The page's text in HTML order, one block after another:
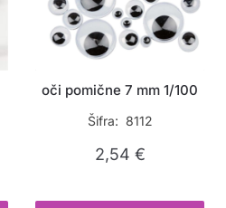
oči pomične 7 mm 1/100
Šifra: 8112
2,54 €